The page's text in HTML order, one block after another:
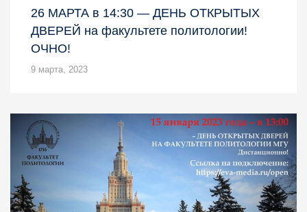
26 МАРТА в 14:30 — ДЕНЬ ОТКРЫТЫХ
ДВЕРЕЙ на факультете политологии!
ОЧНО!
9 марта, 2023